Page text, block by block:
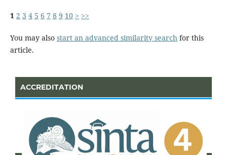
1 2 3 4 5 6 7 8 9 10 > >>
You may also start an advanced similarity searchfor this
article.
ACCREDITATION